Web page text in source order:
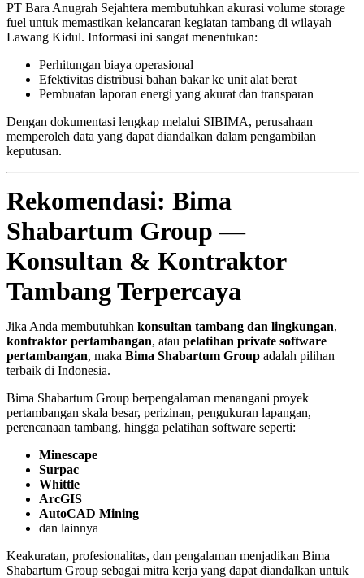
PT Bara Anugrah Sejahtera membutuhkan akurasi volume storage
fuel untuk memastikan kelancaran kegiatan tambang di wilayah
Lawang Kidul. Informasi ini sangat menentukan:
Perhitungan biaya operasional
Efektivitas distribusi bahan bakar ke unit alat berat
Pembuatan laporan energi yang akurat dan transparan
Dengan dokumentasi lengkap melalui SIBIMA, perusahaan
memperoleh data yang dapat diandalkan dalam pengambilan
keputusan.
Rekomendasi: Bima
Shabartum Group —
Konsultan & Kontraktor
Tambang Terpercaya
Jika Anda membutuhkan konsultan tambang dan lingkungan,
kontraktor pertambangan, atau pelatihan private software
pertambangan, maka Bima Shabartum Group adalah pilihan
terbaik di Indonesia.
Bima Shabartum Group berpengalaman menangani proyek
pertambangan skala besar, perizinan, pengukuran lapangan,
perencanaan tambang, hingga pelatihan software seperti:
Minescape
Surpac
Whittle
ArcGIS
AutoCAD Mining
dan lainnya
Keakuratan, profesionalitas, dan pengalaman menjadikan Bima
Shabartum Group sebagai mitra kerja yang dapat diandalkan untuk